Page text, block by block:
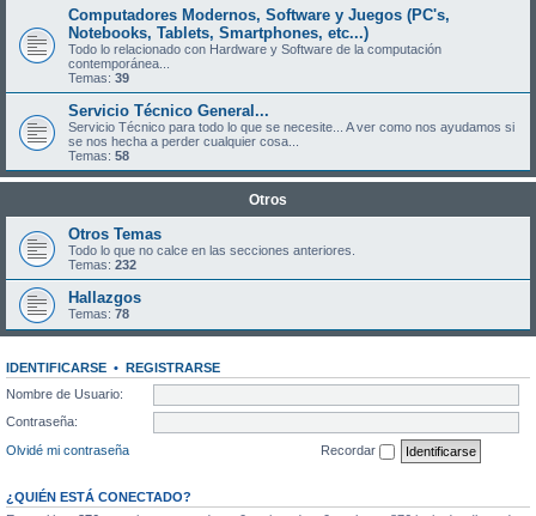
Computadores Modernos, Software y Juegos (PC's,
Notebooks, Tablets, Smartphones, etc...)
Todo lo relacionado con Hardware y Software de la computación
contemporánea...
Temas: 39
Servicio Técnico General...
Servicio Técnico para todo lo que se necesite... A ver como nos ayudamos si
se nos hecha a perder cualquier cosa...
Temas: 58
Otros
Otros Temas
Todo lo que no calce en las secciones anteriores.
Temas: 232
Hallazgos
Temas: 78
IDENTIFICARSE • REGISTRARSE
Nombre de Usuario:
Contraseña:
Olvidé mi contraseña
Recordar
¿QUIÉN ESTÁ CONECTADO?